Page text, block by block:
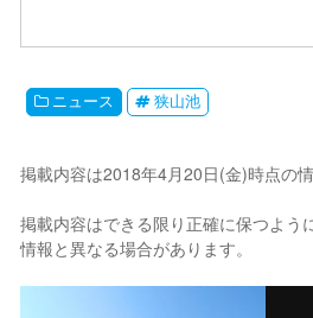
ニュース 狭山池
掲載内容は2018年4月20日(金)時点の情
掲載内容はできる限り正確に保つよう
情報と異なる場合があります。